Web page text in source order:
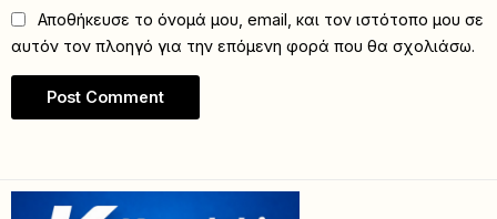
Αποθήκευσε το όνομά μου, email, και τον ιστότοπο μου σε
αυτόν τον πλοηγό για την επόμενη φορά που θα σχολιάσω.